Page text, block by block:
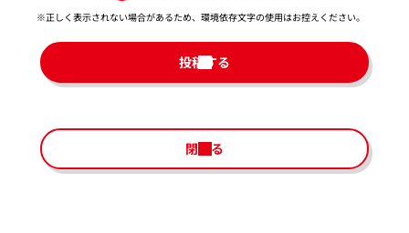
※正しく表示されない場合があるため、環境依存文字の使用はお控えください。​
投稿する
閉じる